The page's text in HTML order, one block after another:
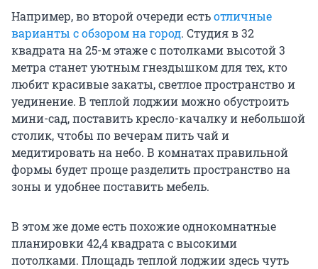
Например, во второй очереди естьотличные
варианты с обзором на город. Студия в 32
квадрата на 25-м этаже с потолками высотой 3
метра станет уютным гнездышком для тех, кто
любит красивые закаты, светлое пространство и
уединение. В теплой лоджии можно обустроить
мини-сад, поставить кресло-качалку и небольшой
столик, чтобы по вечерам пить чай и
медитировать на небо. В комнатах правильной
формы будет проще разделить пространство на
зоны и удобнее поставить мебель.
В этом же доме есть похожие однокомнатные
планировки 42,4 квадрата с высокими
потолками. Площадь теплой лоджии здесь чуть